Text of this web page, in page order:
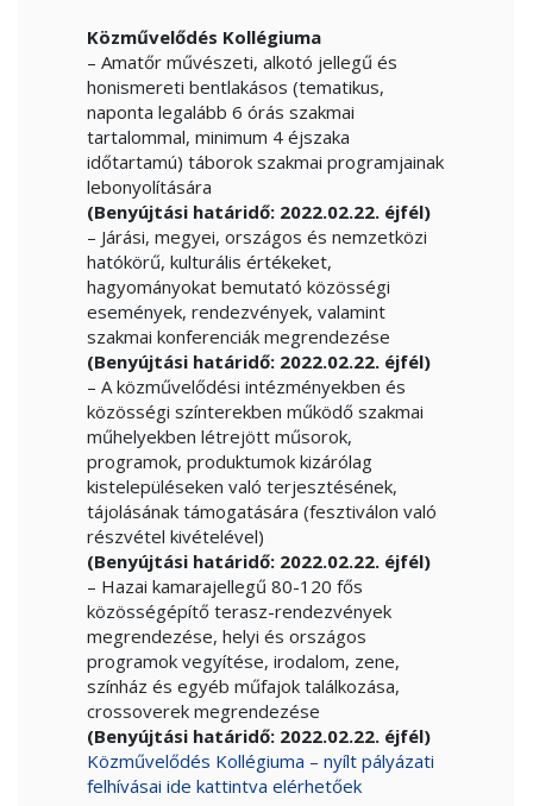
Közművelődés Kollégiuma
– Amatőr művészeti, alkotó jellegű és
honismereti bentlakásos (tematikus,
naponta legalább 6 órás szakmai
tartalommal, minimum 4 éjszaka
időtartamú) táborok szakmai programjainak
lebonyolítására
(Benyújtási határidő: 2022.02.22. éjfél)
– Járási, megyei, országos és nemzetközi
hatókörű, kulturális értékeket,
hagyományokat bemutató közösségi
események, rendezvények, valamint
szakmai konferenciák megrendezése
(Benyújtási határidő: 2022.02.22. éjfél)
– A közművelődési intézményekben és
közösségi színterekben működő szakmai
műhelyekben létrejött műsorok,
programok, produktumok kizárólag
kistelepüléseken való terjesztésének,
tájolásának támogatására (fesztiválon való
részvétel kivételével)
(Benyújtási határidő: 2022.02.22. éjfél)
– Hazai kamarajellegű 80-120 fős
közösségépítő terasz-rendezvények
megrendezése, helyi és országos
programok vegyítése, irodalom, zene,
színház és egyéb műfajok találkozása,
crossoverek megrendezése
(Benyújtási határidő: 2022.02.22. éjfél)
Közművelődés Kollégiuma – nyílt pályázati
felhívásai ide kattintva elérhetőek